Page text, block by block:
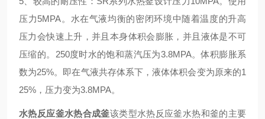
压力5MPA。水在气液均衡的密闭环境中随着温度的升高
压力会快速上升，并且本身体积会膨胀，并且液体是不可
压缩的。250度时水的饱和蒸汽压为3.8MPA。体积膨胀系
数为25%。即在气液共存体系下，液体体积会变为原来的1
25%，压力变为3.8MPA。
水热反应釜水热合成釜该类型水热反应釜水热和釜的主要